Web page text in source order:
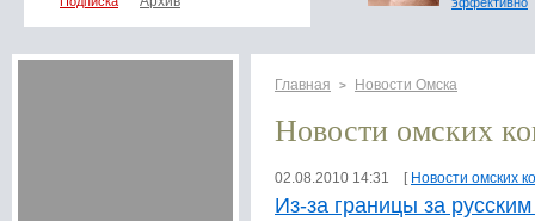
Главная > Новости Омска
Новости омских
02.08.2010 14:31 [ Новости омских
Из-за границы за